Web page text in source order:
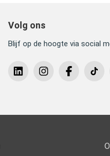
Volg ons
Blijf op de hoogte via social